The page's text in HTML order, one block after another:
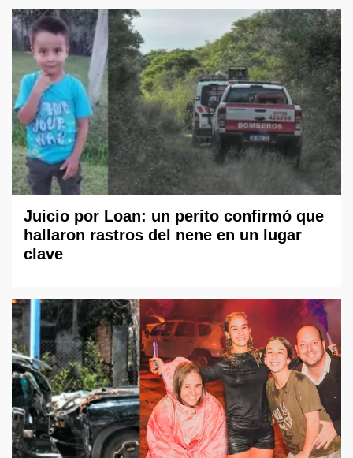
Juicio por Loan: un perito confirmó que
hallaron rastros del nene en un lugar
clave